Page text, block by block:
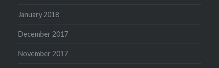
January 2018
December 2017
November 2017